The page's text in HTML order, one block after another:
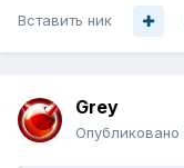
Вставить ник
Grey
Опубликовано